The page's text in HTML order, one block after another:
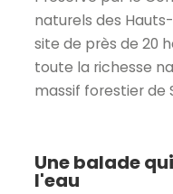
naturels des
site de près de 20
toute la richesse
massif forestier de
Une balade
l'eau